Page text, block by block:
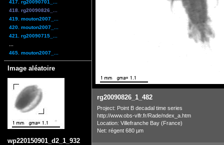
417. rg20090701_...
418. rg20090826_...
419. mouton2007_...
420. mouton2007_...
421. rg20090715_...
465. mouton2007_...
Image aléatoire
wp220150901_d2_1_932
rg20090826_1_482
Project: Point B decadal time series
http://www.obs-vlfr.fr/Rade/ndex_a.htm
Location: Villefranche Bay (France)
Net: régent 680 µm